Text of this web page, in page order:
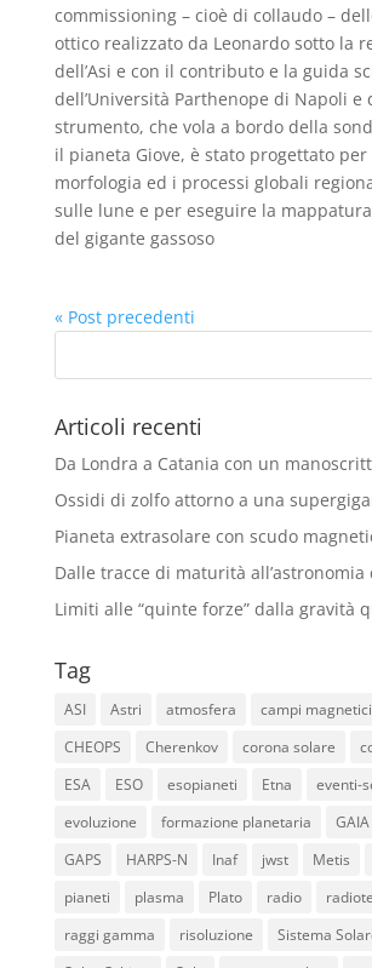
commissioning – cioè di collaudo –
ottico realizzato da Leonardo sotto la
dell’Asi e con il contributo e la guida
dell’Università Parthenope di Napoli e
strumento, che vola a bordo della
il pianeta Giove, è stato progettato
morfologia ed i processi globali
sulle lune e per eseguire la
del gigante gassoso
« Post precedenti
Articoli recenti
Da Londra a Catania con un
Ossidi di zolfo attorno a una
Pianeta extrasolare con scudo
Dalle tracce di maturità
Limiti alle “quinte forze” dalla gravità
Tag
ASI Astri atmosfera campi magnetici
CHEOPS
Cherenkov corona solare
ESA
ESO esopianeti Etna
eventi-
evoluzione
formazione planetaria GAIA
GAPS
HARPS-N Inaf jwst Metis
pianeti
plasma Plato radio
raggi gamma
risoluzione Sistema